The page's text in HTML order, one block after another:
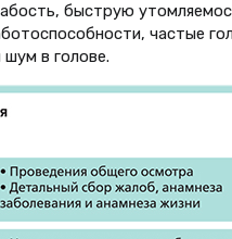
быструю
частые
шум в голове.